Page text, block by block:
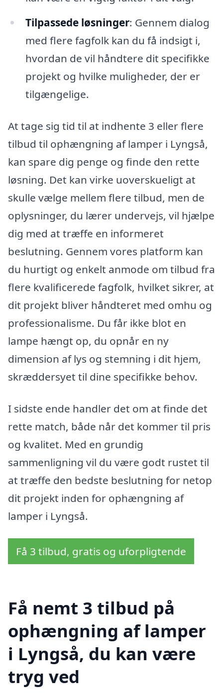
Tilpassede løsninger: Gennem dialog
med flere fagfolk kan du få indsigt i,
hvordan de vil håndtere dit specifikke
projekt og hvilke muligheder, der er
tilgængelige.
At tage sig tid til at indhente 3 eller flere
tilbud til ophængning af lamper i Lyngså,
kan spare dig penge og finde den rette
løsning. Det kan virke uoverskueligt at
skulle vælge mellem flere tilbud, men de
oplysninger, du lærer undervejs, vil hjælpe
dig med at træffe en informeret
beslutning. Gennem vores platform kan
du hurtigt og enkelt anmode om tilbud fra
flere kvalificerede fagfolk, hvilket sikrer, at
dit projekt bliver håndteret med omhu og
professionalisme. Du får ikke blot en
lampe hængt op, du opnår en ny
dimension af lys og stemning i dit hjem,
skræddersyet til dine specifikke behov.
I sidste ende handler det om at finde det
rette match, både når det kommer til pris
og kvalitet. Med en grundig
sammenligning vil du være godt rustet til
at træffe den bedste beslutning for netop
dit projekt inden for ophængning af
lamper i Lyngså.
Få 3 tilbud, gratis og uforpligtende
Få nemt 3 tilbud på
ophængning af lamper
i Lyngså, du kan være
tryg ved